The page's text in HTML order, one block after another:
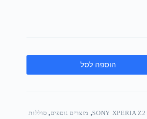
הוספה לסל
, מוצרים נוספים, סוללות